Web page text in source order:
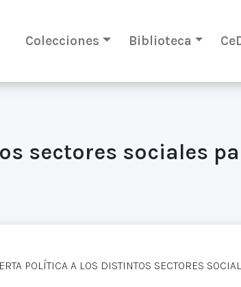
Colecciones Biblioteca
sectores sociales
POLÍTICA A LOS DISTINTOS SECTORES